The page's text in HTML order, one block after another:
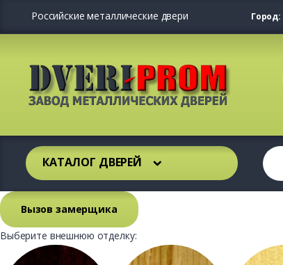
Российские металлические двери Город:
КАТАЛОГ ДВЕРЕЙ
Вызов замерщика
Выберите внешнюю отделку: